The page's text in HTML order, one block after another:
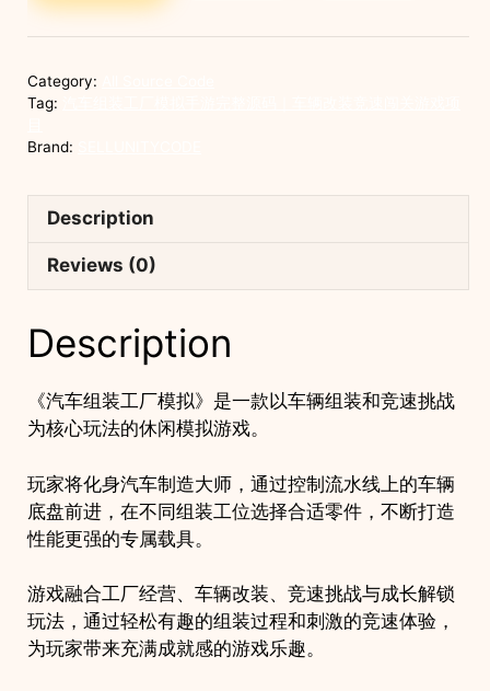
模
拟
游
整
辆
速
闯
游
戏
项
quantity
Category:
Tag:
Brand:
Description
Reviews (0)
Description
《汽车组装工厂模拟》是一款以车辆组装和竞速挑战
为核心玩法的休闲模拟游戏。
玩家将化身汽车制造大师，通过控制流水线上的车辆
底盘前进，在不同组装工位选择合适零件，不断打造
性能更强的专属载具。
游戏融合工厂经营、车辆改装、竞速挑战与成长解锁
玩法，通过轻松有趣的组装过程和刺激的竞速体验，
为玩家带来充满成就感的游戏乐趣。